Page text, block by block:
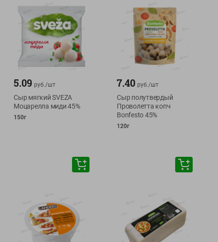
5.09 руб./шт
Сыр мягкий SVEZA
Моцарелла миди 45%
150г
7.40 руб./шт
Сыр полутвердый
Проволетта копч
Bonfesto 45%
120г